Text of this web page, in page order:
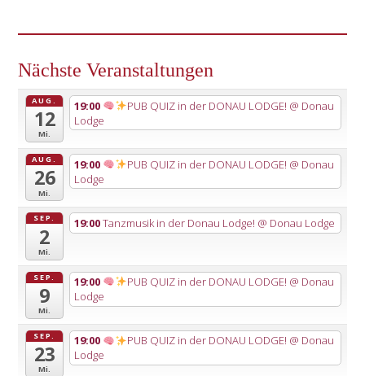
Nächste Veranstaltungen
AUG.
12
Mi.
19:00 PUB QUIZ in der DONAU LODGE! @ Donau
Lodge
AUG.
26
Mi.
19:00 PUB QUIZ in der DONAU LODGE! @ Donau
Lodge
SEP.
2
Mi.
19:00Tanzmusik in der Donau Lodge! @ Donau Lodge
SEP.
9
Mi.
19:00 PUB QUIZ in der DONAU LODGE! @ Donau
Lodge
SEP.
23
Mi.
19:00 PUB QUIZ in der DONAU LODGE! @ Donau
Lodge